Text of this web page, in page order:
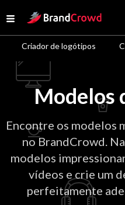
Open menu
Site Logo
Criador de logótipos
Modelos
Encontre os modelos
no BrandCrowd.
modelos
vídeos e crie um
perfeitamente